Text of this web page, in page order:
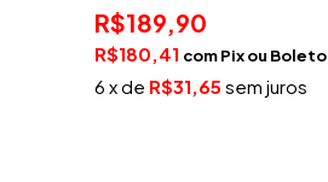
R$189,90
R$180,41 com Pix
6 x de R$31,65 sem juros